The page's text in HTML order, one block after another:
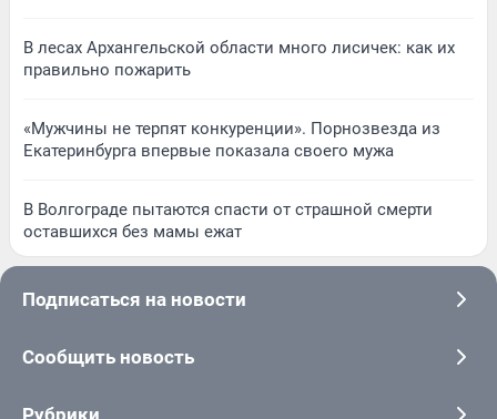
В лесах Архангельской области много лисичек: как их
правильно пожарить
«Мужчины не терпят конкуренции». Порнозвезда из
Екатеринбурга впервые показала своего мужа
В Волгограде пытаются спасти от страшной смерти
оставшихся без мамы ежат
Подписаться на новости
Сообщить новость
Рубрики